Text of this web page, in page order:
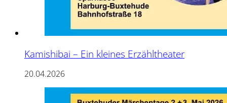
Kamishibai – Ein kleines Erzähltheater
20.04.2026